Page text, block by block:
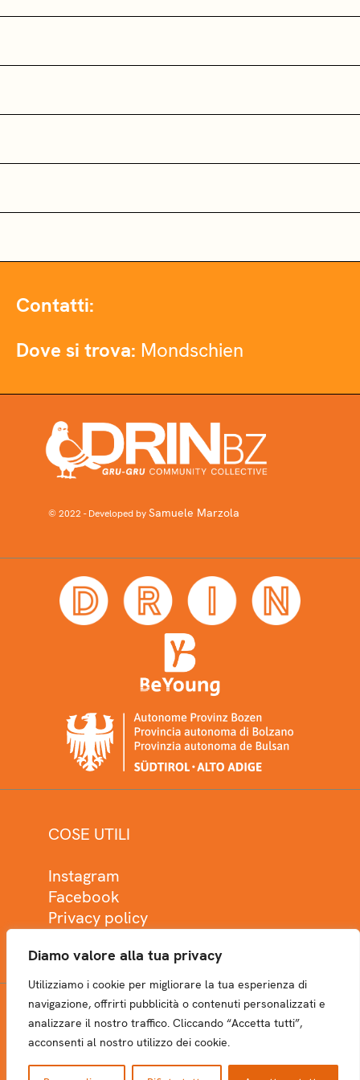
Diamo valore alla tua privacy
Utilizziamo i cookie per migliorare la tua esperienza di
navigazione, offrirti pubblicità o contenuti personalizzati e
analizzare il nostro traffico. Cliccando “Accetta tutti”,
acconsenti al nostro utilizzo dei cookie.
Contatti:
Dove si trova: Mondschien
© 2022 - Developed bySamuele Marzola
COSE UTILI
Instagram
Facebook
Privacy policy
NEWSLETTER